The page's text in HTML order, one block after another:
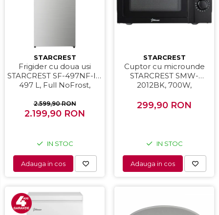
STARCREST
Frigider cu doua usi
STARCREST SF-497NF-IX,
497 L, Full NoFrost,
Clasa E, Display, Functie
super racire, Blocare
2.599,90 RON
2.199,90 RON
IN STOC
Adauga in cos
STARCREST
Cuptor cu microunde
STARCREST SMW-
2012BK, 700W,
mecanic, 6 Trepte de
putere, Negru
299,90 RON
IN STOC
Adauga in cos